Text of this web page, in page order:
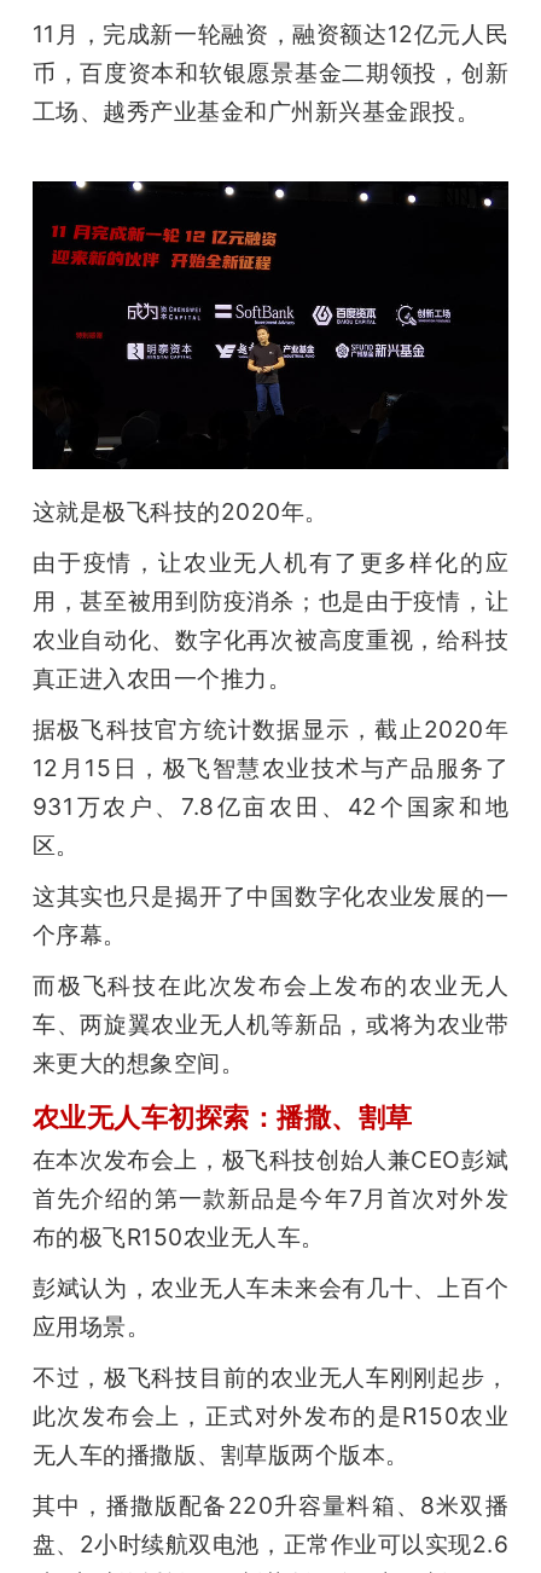
11月，完成新一轮融资，融资额达12亿元人民
币，百度资本和软银愿景基金二期领投，创新
工场、越秀产业基金和广州新兴基金跟投。
这就是极飞科技的2020年。
由于疫情，让农业无人机有了更多样化的应
用，甚至被用到防疫消杀；也是由于疫情，让
农业自动化、数字化再次被高度重视，给科技
真正进入农田一个推力。
据极飞科技官方统计数据显示，截止2020年
12月15日，极飞智慧农业技术与产品服务了
931万农户、7.8亿亩农田、42个国家和地
区。
这其实也只是揭开了中国数字化农业发展的一
个序幕。
而极飞科技在此次发布会上发布的农业无人
车、两旋翼农业无人机等新品，或将为农业带
来更大的想象空间。
农业无人车初探索：播撒、割草
在本次发布会上，极飞科技创始人兼CEO彭斌
首先介绍的第一款新品是今年7月首次对外发
布的极飞R150农业无人车。
彭斌认为，农业无人车未来会有几十、上百个
应用场景。
不过，极飞科技目前的农业无人车刚刚起步，
此次发布会上，正式对外发布的是R150农业
无人车的播撒版、割草版两个版本。
其中，播撒版配备220升容量料箱、8米双播
盘、2小时续航双电池，正常作业可以实现2.6